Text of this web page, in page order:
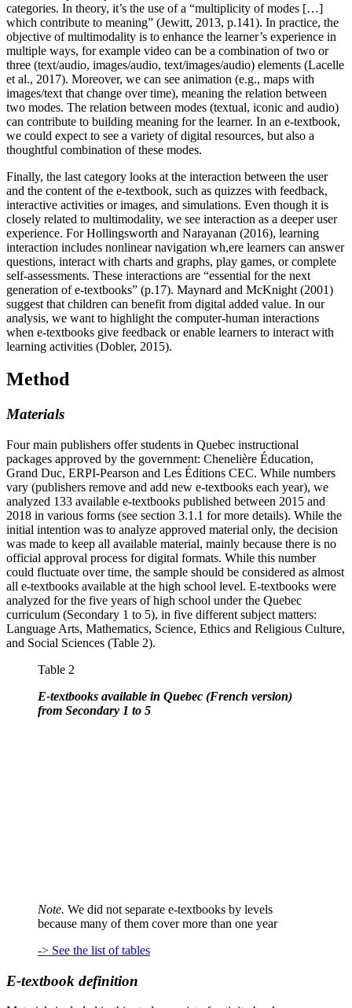
categories. In theory, it’s the use of a “multiplicity of modes […]
which contribute to meaning” (Jewitt, 2013, p.141). In practice, the
objective of multimodality is to enhance the learner’s experience in
multiple ways, for example video can be a combination of two or
three (text/audio, images/audio, text/images/audio) elements (Lacelle
et al., 2017). Moreover, we can see animation (e.g., maps with
images/text that change over time), meaning the relation between
two modes. The relation between modes (textual, iconic and audio)
can contribute to building meaning for the learner. In an e-textbook,
we could expect to see a variety of digital resources, but also a
thoughtful combination of these modes.
Finally, the last category looks at the interaction between the user
and the content of the e-textbook, such as quizzes with feedback,
interactive activities or images, and simulations. Even though it is
closely related to multimodality, we see interaction as a deeper user
experience. For Hollingsworth and Narayanan (2016), learning
interaction includes nonlinear navigation wh,ere learners can answer
questions, interact with charts and graphs, play games, or complete
self-assessments. These interactions are “essential for the next
generation of e-textbooks” (p.17). Maynard and McKnight (2001)
suggest that children can benefit from digital added value. In our
analysis, we want to highlight the computer-human interactions
when e-textbooks give feedback or enable learners to interact with
learning activities (Dobler, 2015).
Method
Materials
Four main publishers offer students in Quebec instructional
packages approved by the government: Chenelière Éducation,
Grand Duc, ERPI-Pearson and Les Éditions CEC. While numbers
vary (publishers remove and add new e-textbooks each year), we
analyzed 133 available e-textbooks published between 2015 and
2018 in various forms (see section 3.1.1 for more details). While the
initial intention was to analyze approved material only, the decision
was made to keep all available material, mainly because there is no
official approval process for digital formats. While this number
could fluctuate over time, the sample should be considered as almost
all e-textbooks available at the high school level. E-textbooks were
analyzed for the five years of high school under the Quebec
curriculum (Secondary 1 to 5), in five different subject matters:
Language Arts, Mathematics, Science, Ethics and Religious Culture,
and Social Sciences (Table 2).
Table 2
E-textbooks available in Quebec (French version)
from Secondary 1 to 5
Note. We did not separate e-textbooks by levels
because many of them cover more than one year
-> See the list of tables
E-textbook definition